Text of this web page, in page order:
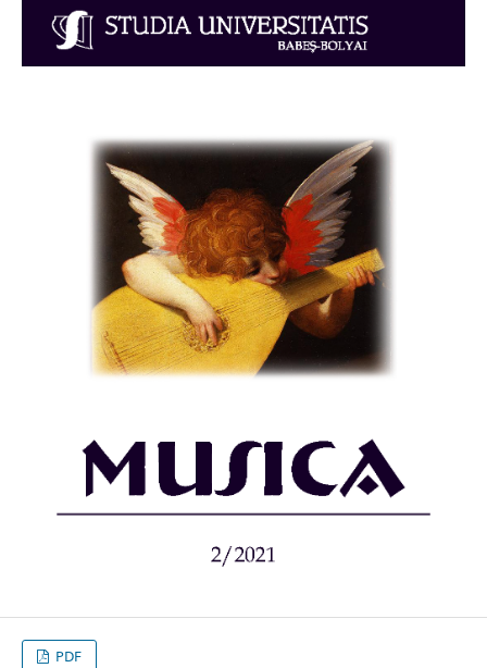
PDF